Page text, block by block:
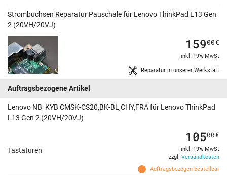
Strombuchsen Reparatur Pauschale für Lenovo ThinkPad L13 Gen
2 (20VH/20VJ)
Reparatur in unserer Werkstatt
15900€
inkl. 19% MwSt
Auftragsbezogene Artikel
Lenovo NB_KYB CMSK-CS20,BK-BL,CHY,FRA für Lenovo ThinkPad
L13 Gen 2 (20VH/20VJ)
Tastaturen
Auftragsbezogen bestellbar
10500€
inkl. 19% MwSt
zzgl. Versandkosten